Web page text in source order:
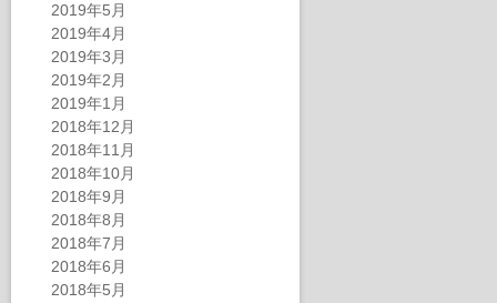
2019年5月
2019年4月
2019年3月
2019年2月
2019年1月
2018年12月
2018年11月
2018年10月
2018年9月
2018年8月
2018年7月
2018年6月
2018年5月